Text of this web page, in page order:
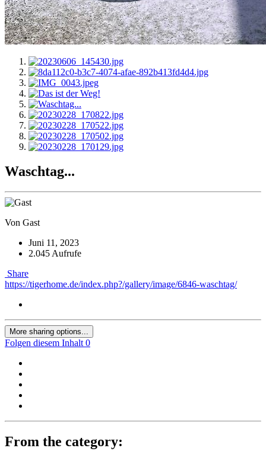
Waschtag...
Von Gast
Juni 11, 2023
2.045 Aufrufe
Share
https://tigerhome.de/index.php?/gallery/image/6846-waschtag/
More sharing options...
Folgen diesem Inhalt 0
From the category: